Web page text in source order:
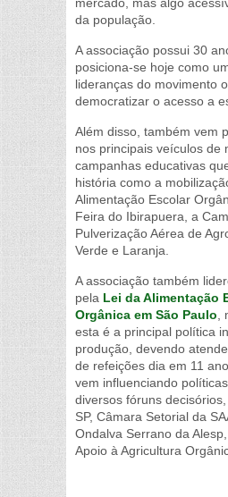
da população.
A associação possui 30
posiciona-se hoje como
lideranças do movimento
democratizar o acesso a
Além disso, também vem
nos principais veículos de
campanhas educativas
história como a
Alimentação Escolar
Feira do Ibirapuera, a
Pulverização Aérea de
Verde e Laranja.
A associação também
pela Lei da Alimentação
Orgânica em São Paulo
esta é a principal política
produção, devendo
de refeições dia em 11
vem influenciando
diversos fóruns
SP, Câmara Setorial da
Ondalva Serrano da
Apoio à Agricultura